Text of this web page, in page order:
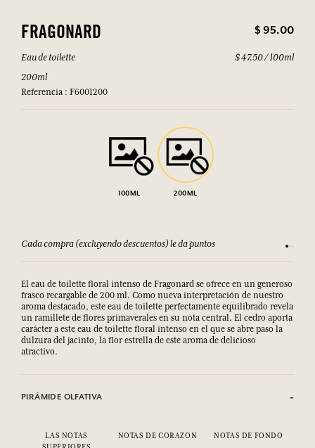
FRAGONARD $ 95.00
Eau de toilette
200ml
Referencia : F6001200
$ 47.50 / 100ml
100ML 200ML
Cada compra (excluyendo descuentos) le da puntos
El eau de toilette floral intenso de Fragonard se ofrece en un generoso
frasco recargable de 200 ml. Como nueva interpretación de nuestro
aroma destacado, este eau de toilette perfectamente equilibrado revela
un ramillete de flores primaverales en su nota central. El cedro aporta
carácter a este eau de toilette floral intenso en el que se abre paso la
dulzura del jacinto, la flor estrella de este aroma de delicioso
atractivo.
PIRÁMIDE OLFATIVA
LAS NOTAS
NOTAS DE CORAZON NOTAS DE FONDO